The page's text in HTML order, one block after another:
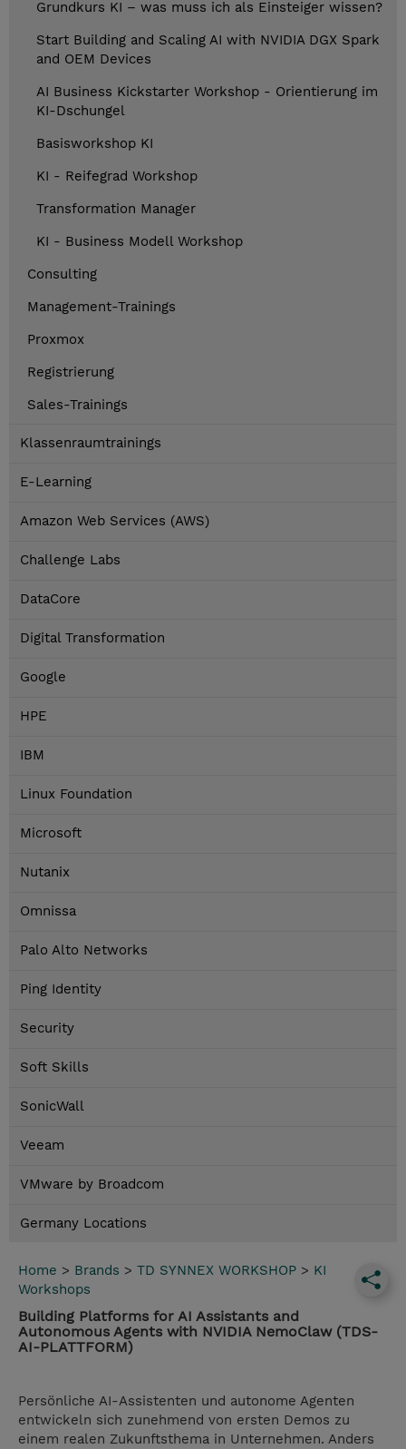
Grundkurs KI – was muss ich als Einsteiger wissen?
Start Building and Scaling AI with NVIDIA DGX Spark
and OEM Devices
AI Business Kickstarter Workshop - Orientierung im
KI-Dschungel
Basisworkshop KI
KI - Reifegrad Workshop
Transformation Manager
KI - Business Modell Workshop
Consulting
Management-Trainings
Proxmox
Registrierung
Sales-Trainings
Klassenraumtrainings
E-Learning
Amazon Web Services (AWS)
Challenge Labs
DataCore
Digital Transformation
Google
HPE
IBM
Linux Foundation
Microsoft
Nutanix
Omnissa
Palo Alto Networks
Ping Identity
Security
Soft Skills
SonicWall
Veeam
VMware by Broadcom
Germany Locations
Home > Brands > TD SYNNEX WORKSHOP > KI
Workshops
Building Platforms for AI Assistants and
Autonomous Agents with NVIDIA NemoClaw (TDS-
AI-PLATTFORM)
Persönliche AI-Assistenten und autonome Agenten
entwickeln sich zunehmend von ersten Demos zu
einem realen Zukunftsthema in Unternehmen. Anders